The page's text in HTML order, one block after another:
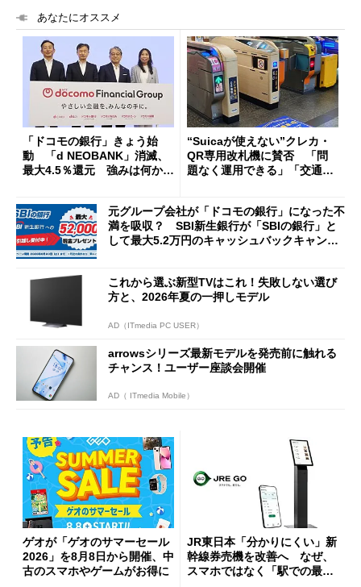
あなたにオススメ
「ドコモの銀行」きょう始
動 「d NEOBANK」消滅、
最大4.5％還元 強みは何か解
“Suicaが使えない”クレカ・
QR専用改札機に賛否 「問
題なく運用できる」「交通系I
元グループ会社が「ドコモの銀行」になった不
満を吸収？ SBI新生銀行が「SBIの銀行」と
して最大5.2万円のキャッシュバックキャンペ
これから選ぶ新型TVはこれ！失敗しない選び
方と、2026年夏の一押しモデル
AD（ITmedia PC USER）
arrowsシリーズ最新モデルを発売前に触れる
チャンス！ユーザー座談会開催
AD（ ITmedia Mobile）
ゲオが「ゲオのサマーセール
2026」を8月8日から開催、中
古のスマホやゲームがお得に
JR東日本「分かりにくい」新
幹線券売機を改善へ なぜ、
スマホではなく「駅での最短